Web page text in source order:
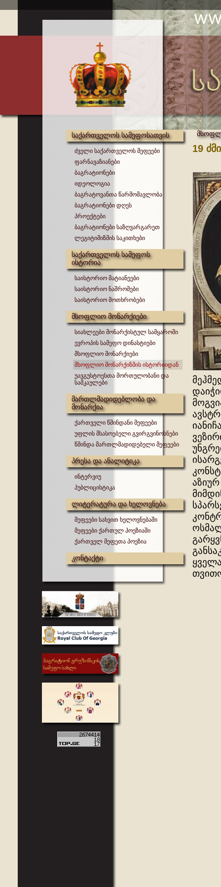
საქართველოს სამეფოსათვის
ძველი საქართველოს მეფეები
ფარნავაზიანები
ბაგრატიონები
იდეოლოგია
ბაგრატოვანთა წარმომავლობა
ბაგრატიონები დღეს
პროექტები
ბაგრატიონები საზღვარგარეთ
ლეგიტიმიზმის საკითხები
საქართველოს სამეფოს
ისტორია
საისტორიო მატიანეები
საისტორიო ნაშრომები
საისტორიო მოთხრობები
მსოფლიო მონარქიები
სიახლეები მონარქისტულ სამყაროში
ევროპის სამეფო დინასტიები
მსოფლიო მონარქიები
მსოფლიო მონარქიზმის ისტორიიდან
უავგუსტოესთა მორთულობანი და
სამკაულები
მართლმადიდებლობა და
მონარქია
ქართველი წმინდანი მეფეები
უფლის მსასოებელი გვირგვინოსნები
წმინდა მართლმადიდებელი მეფეები
პრესა და ანალიტიკა
ინტერვიუ
პუბლიცისტიკა
ლიტერატურა და ხელოვნება
მეფეები სახვით ხელოვნებაში
მეფეები ქართულ პოეზიაში
ქართველ მეფეთა პოეზია
კონტაქტი
19